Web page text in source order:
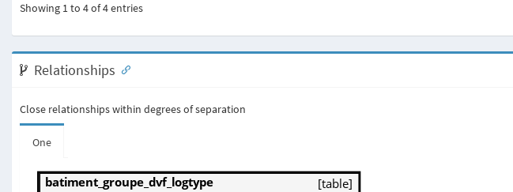
Showing 1 to 4 of 4 entries
Relationships
Close relationships within degrees of separation
One